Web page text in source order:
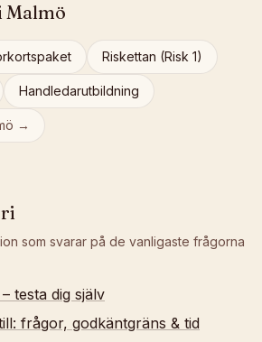
Malmö
Riskettan (Risk 1)
Handledarutbildning
→
som svarar på de vanligaste frågorna
testa dig själv
frågor, godkäntgräns & tid